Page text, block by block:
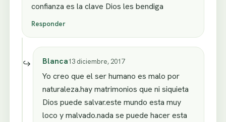
confianza es la clave Dios les bendiga
Responder
Blanca13 diciembre, 2017
Yo creo que el ser humano es malo por
naturaleza.hay matrimonios que ni siquieta
Dios puede salvar.este mundo esta muy
loco y malvado.nada se puede hacer esta